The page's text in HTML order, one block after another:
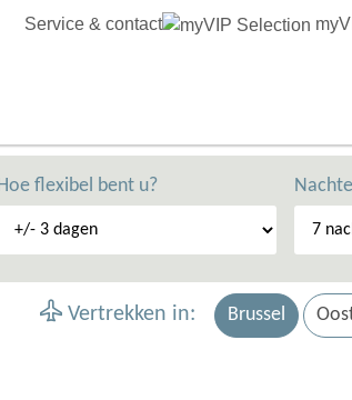
Service & contact
flexibel bent u?
Vertrekken in: Brussel